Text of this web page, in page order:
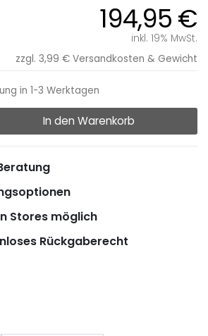
194,95 €
inkl. 19% MwSt.
zzgl. 3,99 € Versandkosten & Gewicht
in 1-3 Werktagen
In den Warenkorb
Stores möglich
Rückgaberecht